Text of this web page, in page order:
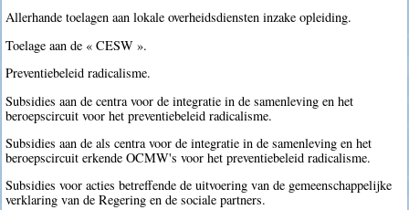
Allerhande toelagen aan lokale overheidsdiensten inzake opleiding.
Toelage aan de « CESW ».
Preventiebeleid radicalisme.
Subsidies aan de centra voor de integratie in de samenleving en het
beroepscircuit voor het preventiebeleid radicalisme.
Subsidies aan de als centra voor de integratie in de samenleving en het
beroepscircuit erkende OCMW's voor het preventiebeleid radicalisme.
Subsidies voor acties betreffende de uitvoering van de gemeenschappelijke
verklaring van de Regering en de sociale partners.